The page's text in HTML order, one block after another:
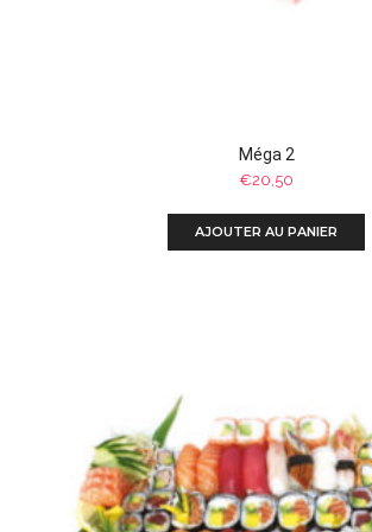
Méga 2
€20,50
AJOUTER AU PANIER